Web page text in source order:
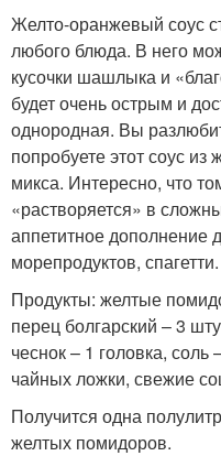
Желто-оранжевый соус
любого блюда. В него
кусочки шашлыка и
будет очень острым и
однородная. Вы
попробуете этот соус
микса. Интересно, что
«растворяется» в
аппетитное дополнение
морепродуктов, спагетти.
Продукты: желтые
перец болгарский – 3
чеснок – 1 головка,
чайных ложки, свежие
Получится одна
желтых помидоров.